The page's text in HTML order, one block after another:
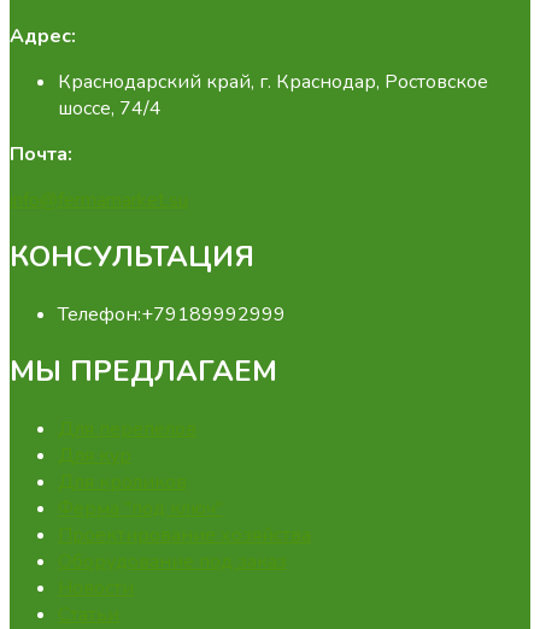
Адрес:
Краснодарский край, г. Краснодар, Ростовское
шоссе, 74/4
Почта:
info@fermamarket.su
КОНСУЛЬТАЦИЯ
Телефон:+79189992999
МЫ ПРЕДЛАГАЕМ
Для перепелов
Для кур
Для кроликов
Ферма "под ключ"
Проектирование хозяйства
Оборудование под заказ
Новости
Статьи